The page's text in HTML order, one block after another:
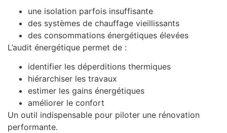
une isolation parfois insuffisante
des systèmes de chauffage vieillissants
des consommations énergétiques élevées
L’audit énergétique permet de :
identifier les déperditions thermiques
hiérarchiser les travaux
estimer les gains énergétiques
améliorer le confort
Un outil indispensable pour piloter une rénovation
performante.